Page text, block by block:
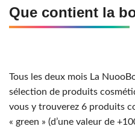
Que contient la
Tous les deux mois La
sélection de produits
vous y trouverez 6 produits
« green » (d’une valeur de